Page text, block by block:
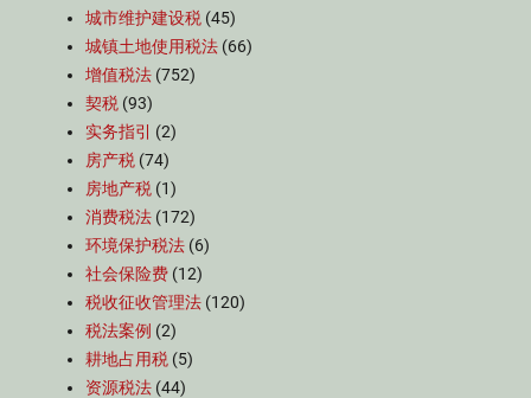
城市维护建设税 (45)
城镇土地使用税法 (66)
增值税法 (752)
契税 (93)
实务指引
(2)
房产税 (74)
房地产税 (1)
消费税法 (172)
环境保护税法 (6)
社会保险费 (12)
税收征收管理法 (120)
税法案例 (2)
耕地占用税 (5)
资源税法 (44)